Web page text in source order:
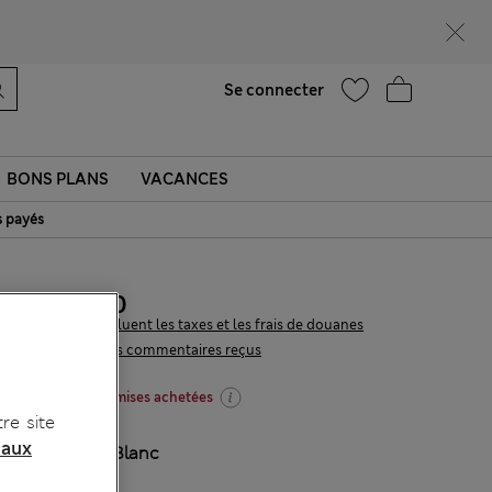
Se connecter
BONS PLANS VACANCES
payés
35 les commentaires reçus
CHF81.90
Tous les prix incluent les taxes et les frais de douanes
-30 % dès 2 chemises achetées
COULEUR: Blanc
site